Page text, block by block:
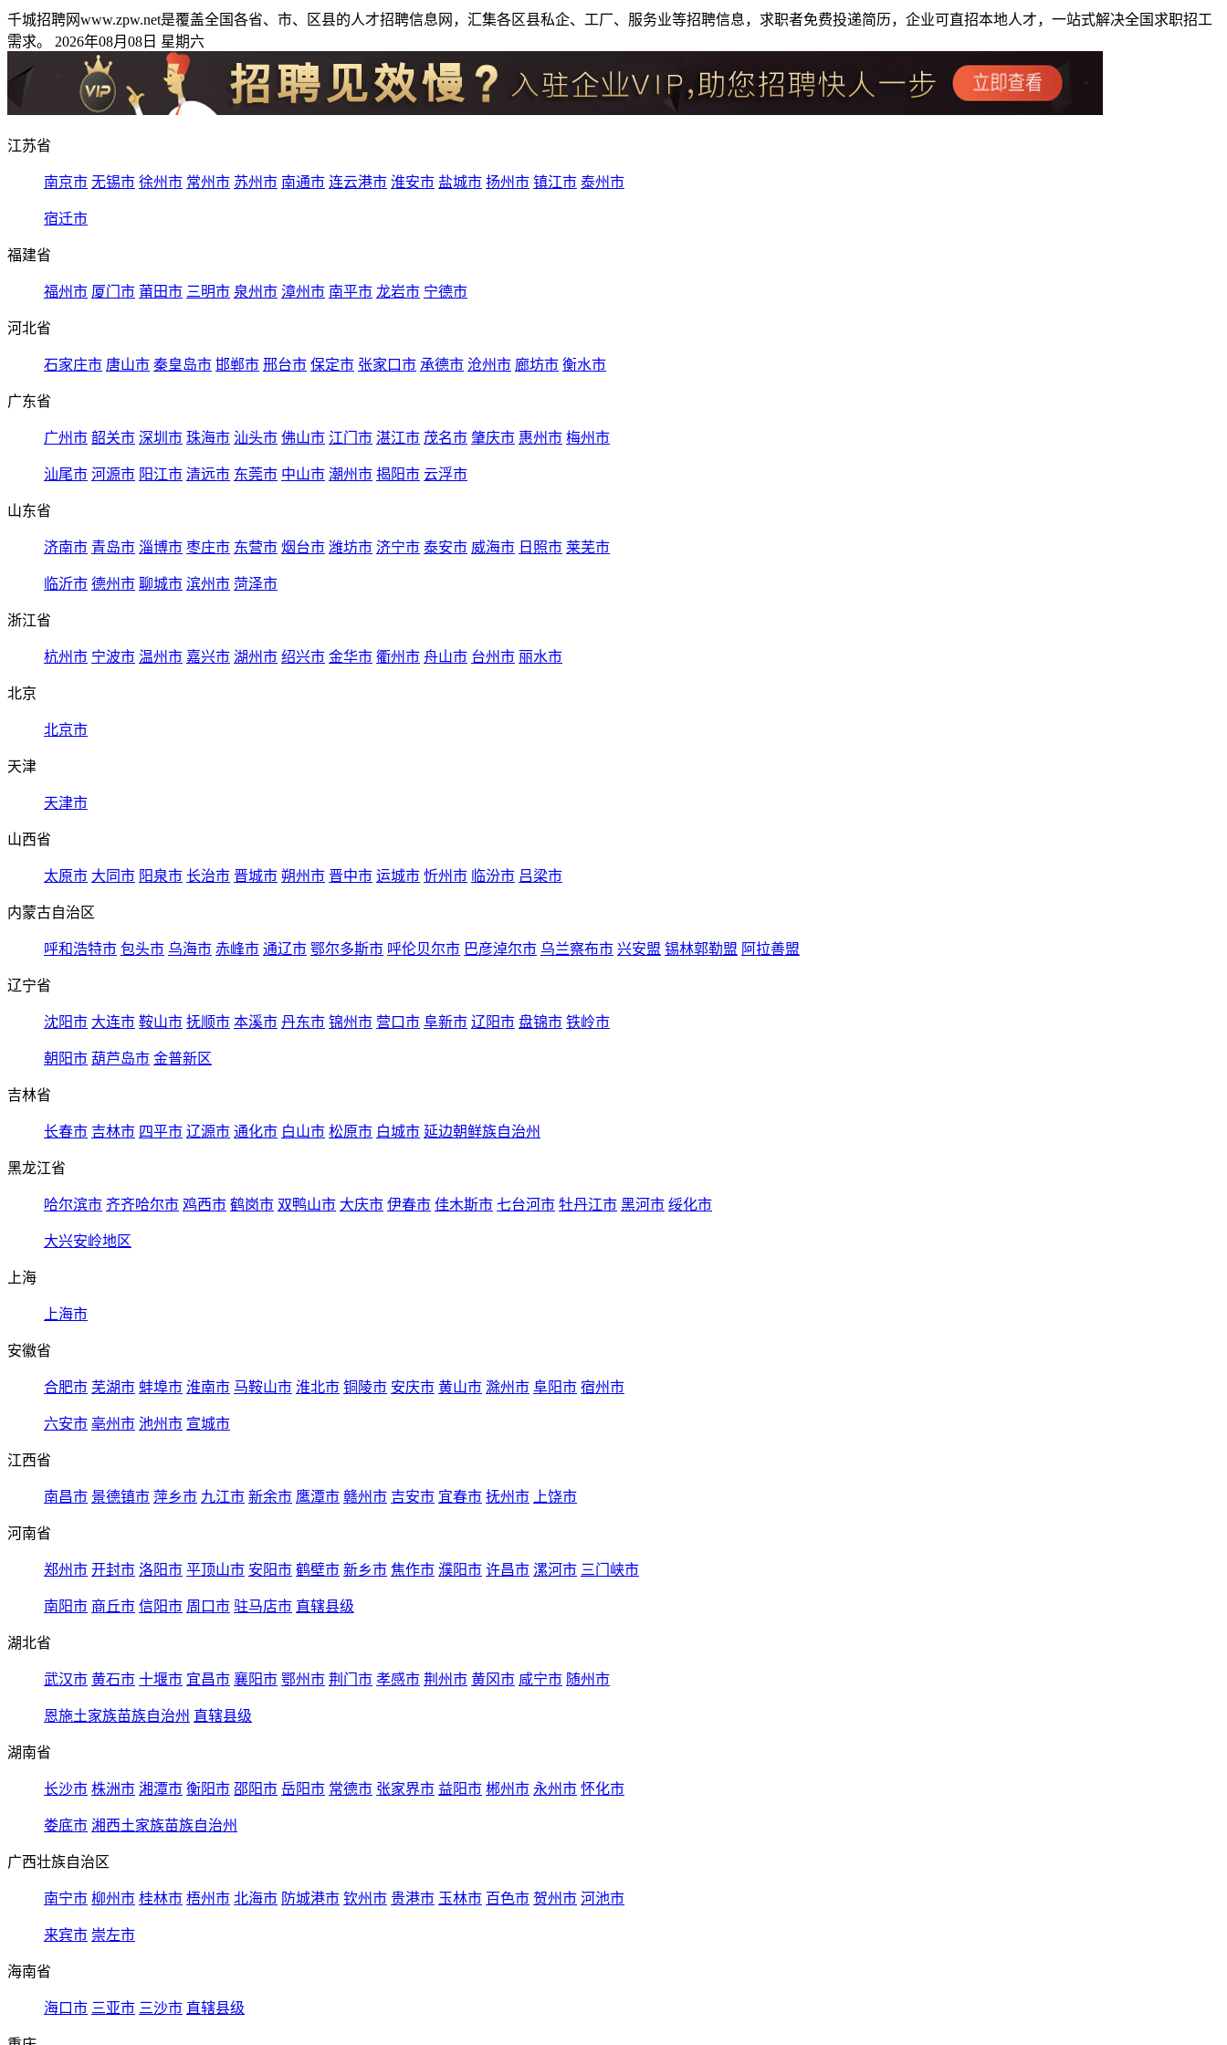
千城招聘网www.zpw.net是覆盖全国各省、市、区县的人才招聘信息网，汇集各区县私企、工厂、服务业等招聘信息，求职者免费投递简历，企业可直招本地人才，一站式解决全国求职招工
需求。 2026年08月08日 星期六
江苏省
南京市 无锡市 徐州市 常州市 苏州市 南通市 连云港市 淮安市 盐城市 扬州市 镇江市 泰州市
宿迁市
福建省
福州市 厦门市 莆田市 三明市 泉州市 漳州市 南平市 龙岩市 宁德市
河北省
石家庄市 唐山市 秦皇岛市 邯郸市 邢台市 保定市 张家口市 承德市 沧州市 廊坊市 衡水市
广东省
广州市 韶关市 深圳市 珠海市 汕头市 佛山市 江门市 湛江市 茂名市 肇庆市 惠州市 梅州市
汕尾市 河源市 阳江市 清远市 东莞市 中山市 潮州市 揭阳市 云浮市
山东省
济南市 青岛市 淄博市 枣庄市 东营市 烟台市 潍坊市 济宁市 泰安市 威海市 日照市 莱芜市
临沂市 德州市 聊城市 滨州市 菏泽市
浙江省
杭州市 宁波市 温州市 嘉兴市 湖州市 绍兴市 金华市 衢州市 舟山市 台州市 丽水市
北京
北京市
天津
天津市
山西省
太原市 大同市 阳泉市 长治市 晋城市 朔州市 晋中市 运城市 忻州市 临汾市 吕梁市
内蒙古自治区
呼和浩特市 包头市 乌海市 赤峰市 通辽市 鄂尔多斯市 呼伦贝尔市 巴彦淖尔市 乌兰察布市 兴安盟 锡林郭勒盟 阿拉善盟
辽宁省
沈阳市 大连市 鞍山市 抚顺市 本溪市 丹东市 锦州市 营口市 阜新市 辽阳市 盘锦市 铁岭市
朝阳市 葫芦岛市 金普新区
吉林省
长春市 吉林市 四平市 辽源市 通化市 白山市 松原市 白城市 延边朝鲜族自治州
黑龙江省
哈尔滨市 齐齐哈尔市 鸡西市 鹤岗市 双鸭山市 大庆市 伊春市 佳木斯市 七台河市 牡丹江市 黑河市 绥化市
大兴安岭地区
上海
上海市
安徽省
合肥市 芜湖市 蚌埠市 淮南市 马鞍山市 淮北市 铜陵市 安庆市 黄山市 滁州市 阜阳市 宿州市
六安市 亳州市 池州市 宣城市
江西省
南昌市 景德镇市 萍乡市 九江市 新余市 鹰潭市 赣州市 吉安市 宜春市 抚州市 上饶市
河南省
郑州市 开封市 洛阳市 平顶山市 安阳市 鹤壁市 新乡市 焦作市 濮阳市 许昌市 漯河市 三门峡市
南阳市 商丘市 信阳市 周口市 驻马店市 直辖县级
湖北省
武汉市 黄石市 十堰市 宜昌市 襄阳市 鄂州市 荆门市 孝感市 荆州市 黄冈市 咸宁市 随州市
恩施土家族苗族自治州 直辖县级
湖南省
长沙市 株洲市 湘潭市 衡阳市 邵阳市 岳阳市 常德市 张家界市 益阳市 郴州市 永州市 怀化市
娄底市 湘西土家族苗族自治州
广西壮族自治区
南宁市 柳州市 桂林市 梧州市 北海市 防城港市 钦州市 贵港市 玉林市 百色市 贺州市 河池市
来宾市 崇左市
海南省
海口市 三亚市 三沙市 直辖县级